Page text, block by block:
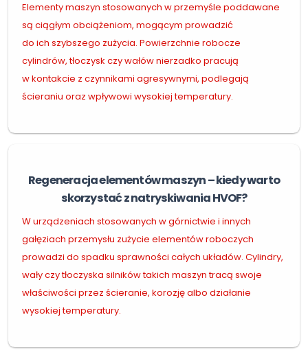
Elementy maszyn stosowanych w przemyśle poddawane
są ciągłym obciążeniom, mogącym prowadzić
do ich szybszego zużycia. Powierzchnie robocze
cylindrów, tłoczysk czy wałów nierzadko pracują
w kontakcie z czynnikami agresywnymi, podlegają
ścieraniu oraz wpływowi wysokiej temperatury.
Regeneracja elementów maszyn – kiedy warto
skorzystać z natryskiwania HVOF?
W urządzeniach stosowanych w górnictwie i innych
gałęziach przemysłu zużycie elementów roboczych
prowadzi do spadku sprawności całych układów. Cylindry,
wały czy tłoczyska silników takich maszyn tracą swoje
właściwości przez ścieranie, korozję albo działanie
wysokiej temperatury.